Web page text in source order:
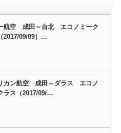
航空 成田～台北 エコノミーク
2017/09/09）…
カン航空 成田～ダラス エコノ
ラス（2017/09/…